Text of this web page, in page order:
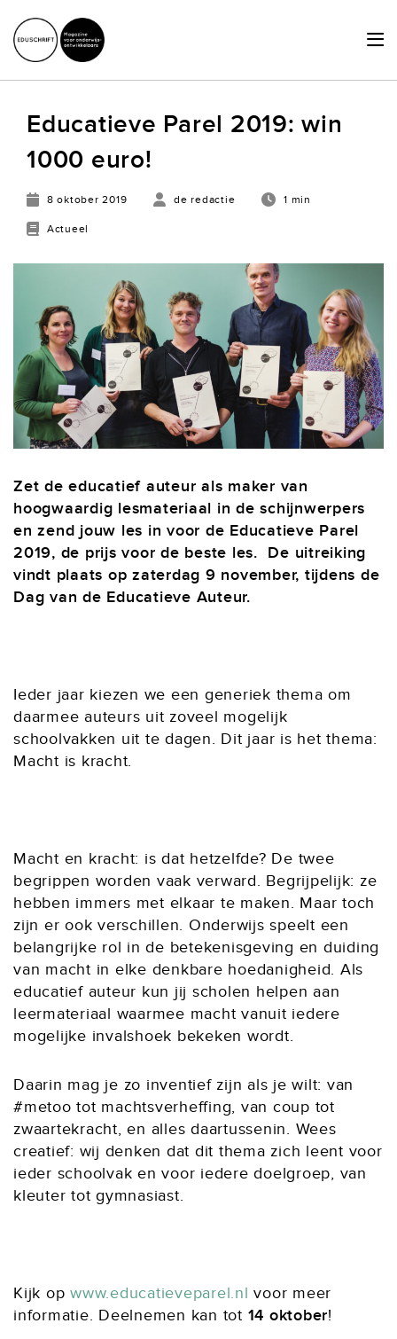
ACTUEEL
ACHTERGRONDEN
JURIDISCHE ZAKEN
OVER ONS
LID WORDEN
Educatieve Parel 2019: win
1000 euro!
8 oktober 2019 de redactie 1 min
Actueel
Zet de educatief auteur als maker van
hoogwaardig lesmateriaal in de schijnwerpers
en zend jouw les in voor de Educatieve Parel
2019, de prijs voor de beste les. De uitreiking
vindt plaats op zaterdag 9 november, tijdens de
Dag van de Educatieve Auteur.
Ieder jaar kiezen we een generiek thema om
daarmee auteurs uit zoveel mogelijk
schoolvakken uit te dagen. Dit jaar is het thema:
Macht is kracht.
Macht en kracht: is dat hetzelfde? De twee
begrippen worden vaak verward. Begrijpelijk: ze
hebben immers met elkaar te maken. Maar toch
zijn er ook verschillen. Onderwijs speelt een
belangrijke rol in de betekenisgeving en duiding
van macht in elke denkbare hoedanigheid. Als
educatief auteur kun jij scholen helpen aan
leermateriaal waarmee macht vanuit iedere
mogelijke invalshoek bekeken wordt.
Daarin mag je zo inventief zijn als je wilt: van
#metoo tot machtsverheffing, van coup tot
zwaartekracht, en alles daartussenin. Wees
creatief: wij denken dat dit thema zich leent voor
ieder schoolvak en voor iedere doelgroep, van
kleuter tot gymnasiast.
Kijk opwww.educatieveparel.nl voor meer
informatie. Deelnemen kan tot 14 oktober!